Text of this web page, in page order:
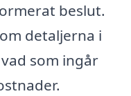
beslut.
detaljerna i
som ingår